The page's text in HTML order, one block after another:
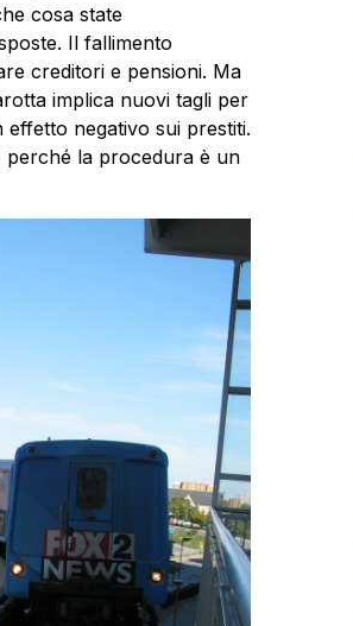
cosa state
Il fallimento
creditori e pensioni. Ma
implica nuovi tagli per
effetto negativo sui prestiti.
perché la procedura è un